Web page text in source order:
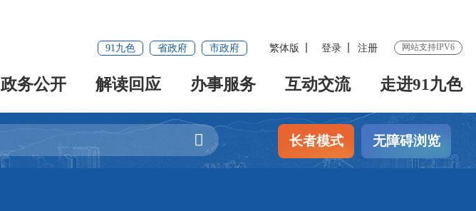
91九色 省政府 市政府 繁体版 登录 注册 网站支持IPV6
政务公开 解读回应 办事服务 互动交流 走进91九色
长者模式 无障碍浏览